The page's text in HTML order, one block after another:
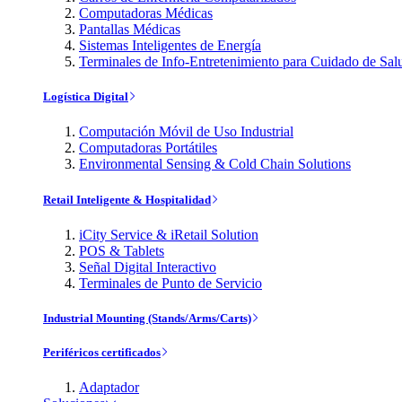
Computadoras Médicas
Pantallas Médicas
Sistemas Inteligentes de Energía
Terminales de Info-Entretenimiento para Cuidado de
Logística Digital
Computación Móvil de Uso Industrial
Computadoras Portátiles
Environmental Sensing & Cold Chain Solutions
Retail Inteligente & Hospitalidad
iCity Service & iRetail Solution
POS & Tablets
Señal Digital Interactivo
Terminales de Punto de Servicio
Industrial Mounting (Stands/Arms/Carts)
Periféricos certificados
Adaptador